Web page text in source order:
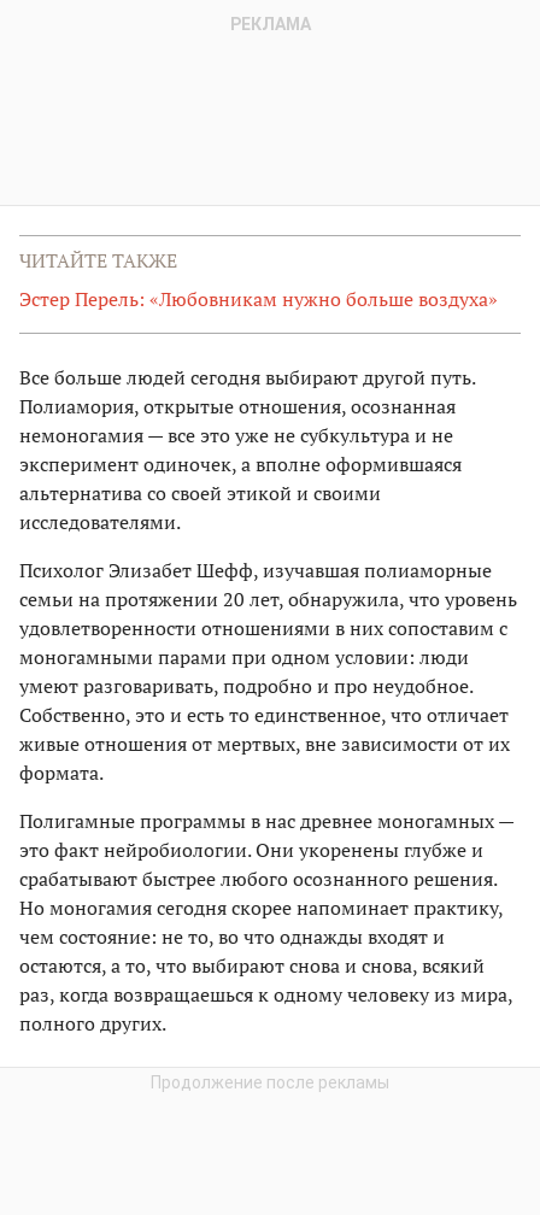
ЧИТАЙТЕ ТАКЖЕ
Эстер Перель: «Любовникам нужно больше воздуха»
Все больше людей сегодня выбирают другой путь.
Полиамория, открытые отношения, осознанная
немоногамия — все это уже не субкультура и не
эксперимент одиночек, а вполне оформившаяся
альтернатива со своей этикой и своими
исследователями.
Психолог Элизабет Шефф, изучавшая полиаморные
семьи на протяжении 20 лет, обнаружила, что уровень
удовлетворенности отношениями в них сопоставим с
моногамными парами при одном условии: люди
умеют разговаривать, подробно и про неудобное.
Собственно, это и есть то единственное, что отличает
живые отношения от мертвых, вне зависимости от их
формата.
Полигамные программы в нас древнее моногамных —
это факт нейробиологии. Они укоренены глубже и
срабатывают быстрее любого осознанного решения.
Но моногамия сегодня скорее напоминает практику,
чем состояние: не то, во что однажды входят и
остаются, а то, что выбирают снова и снова, всякий
раз, когда возвращаешься к одному человеку из мира,
полного других.